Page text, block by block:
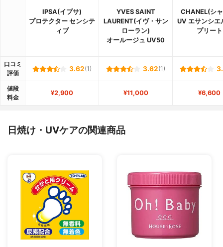
IPSA(イプサ)
プロテクター センシテ
ィブ
YVES SAINT
LAURENT(イヴ・サン
ローラン)
オールージュ UV50
CHANEL(シ
UV エサンシエ
プリート
口コミ
評価
3.62(1) 3.62(1)
値段
料金
¥2,900 ¥11,000 ¥6,600
日焼け・UVケアの関連商品